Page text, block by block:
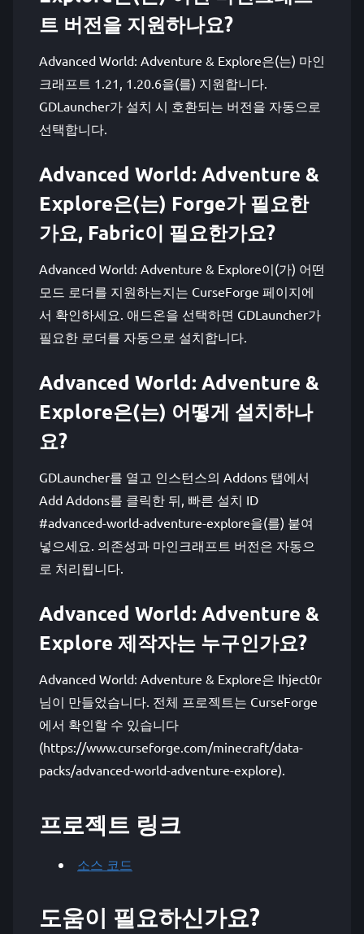
트 버전을 지원하나요?
Advanced World: Adventure & Explore은(는) 마인
크래프트 1.21, 1.20.6을(를) 지원합니다.
GDLauncher가 설치 시 호환되는 버전을 자동으로
선택합니다.
Advanced World: Adventure &
Explore은(는) Forge가 필요한
가요, Fabric이 필요한가요?
Advanced World: Adventure & Explore이(가) 어떤
모드 로더를 지원하는지는 CurseForge 페이지에
서 확인하세요. 애드온을 선택하면 GDLauncher가
필요한 로더를 자동으로 설치합니다.
Advanced World: Adventure &
Explore은(는) 어떻게 설치하나
요?
GDLauncher를 열고 인스턴스의 Addons 탭에서
Add Addons를 클릭한 뒤, 빠른 설치 ID
#advanced-world-adventure-explore을(를) 붙여
넣으세요. 의존성과 마인크래프트 버전은 자동으
로 처리됩니다.
Advanced World: Adventure &
Explore 제작자는 누구인가요?
Advanced World: Adventure & Explore은 Ihject0r
님이 만들었습니다. 전체 프로젝트는 CurseForge
에서 확인할 수 있습니다
(https://www.curseforge.com/minecraft/data-
packs/advanced-world-adventure-explore).
프로젝트 링크
소스 코드
도움이 필요하신가요?